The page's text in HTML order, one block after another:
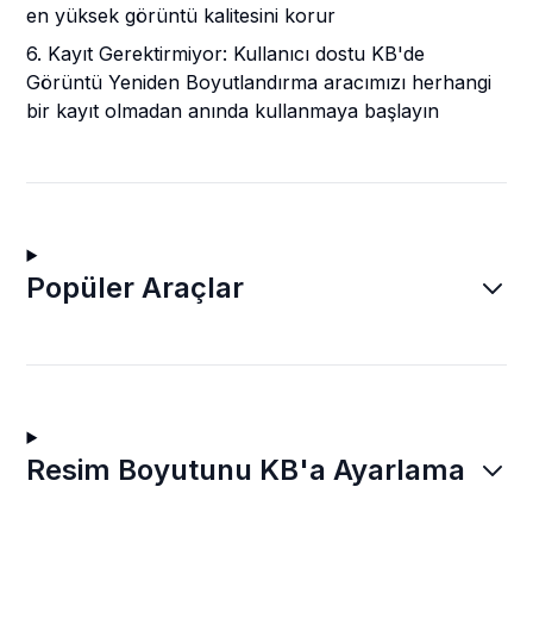
en yüksek görüntü kalitesini korur
6. Kayıt Gerektirmiyor: Kullanıcı dostu KB'de
Görüntü Yeniden Boyutlandırma aracımızı herhangi
bir kayıt olmadan anında kullanmaya başlayın
Popüler Araçlar
Resim Boyutunu KB'a Ayarlama